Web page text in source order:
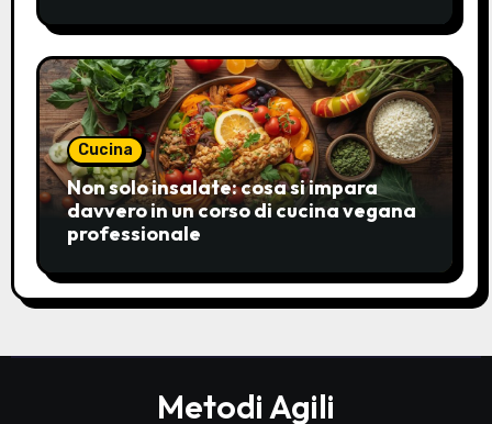
Cucina
Non solo insalate: cosa si impara
davvero in un corso di cucina vegana
professionale
Metodi Agili